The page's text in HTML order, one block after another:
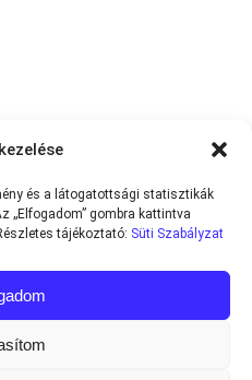
és a látogatottsági statisztikák
„Elfogadom” gombra kattintva
tájékoztató: Süti Szabályzat